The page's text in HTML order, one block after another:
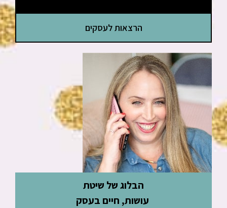
הרצאות לעסקים
הבלוג של שיטת
עושות, חיים בעסק